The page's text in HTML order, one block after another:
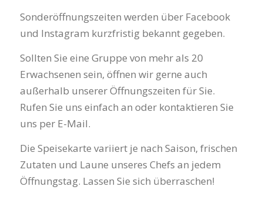
Sonderöffnungszeiten werden über Facebook
und Instagram kurzfristig bekannt gegeben.
Sollten Sie eine Gruppe von mehr als 20
Erwachsenen sein, öffnen wir gerne auch
außerhalb unserer Öffnungszeiten für Sie.
Rufen Sie uns einfach an oder kontaktieren Sie
uns per E-Mail.
Die Speisekarte variiert je nach Saison, frischen
Zutaten und Laune unseres Chefs an jedem
Öffnungstag. Lassen Sie sich überraschen!